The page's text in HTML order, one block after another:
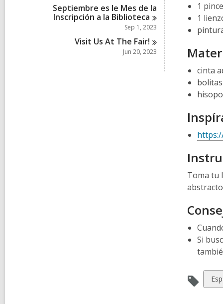
Septiembre es le Mes de la
Inscripción a la Biblioteca
Sep 1, 2023
Visit Us At The Fair!
Jun 20, 2023
1
1
cinta
Toma tu
Si
all